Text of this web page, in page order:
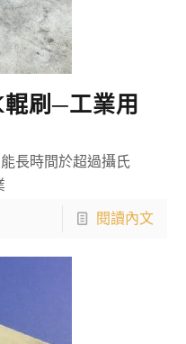
刷─工業用
長時間於超過攝氏
閱讀內文